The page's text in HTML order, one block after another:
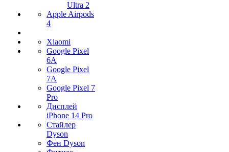
Ultra 2
Apple Airpods
4
Xiaomi
Google Pixel
6A
Google Pixel
7А
Google Pixel 7
Pro
Дисплей
iPhone 14 Pro
Стайлер
Dyson
Фен Dyson